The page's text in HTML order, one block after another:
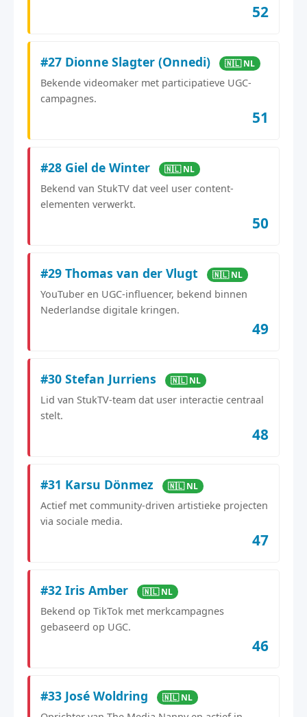
52
#27 Dionne Slagter (Onnedi) 🇳🇱 NL
Bekende videomaker met participatieve UGC-
campagnes.
51
#28 Giel de Winter 🇳🇱 NL
Bekend van StukTV dat veel user content-
elementen verwerkt.
50
#29 Thomas van der Vlugt 🇳🇱 NL
YouTuber en UGC-influencer, bekend binnen
Nederlandse digitale kringen.
49
#30 Stefan Jurriens 🇳🇱 NL
Lid van StukTV-team dat user interactie centraal
stelt.
48
#31 Karsu Dönmez 🇳🇱 NL
Actief met community-driven artistieke projecten
via sociale media.
47
#32 Iris Amber 🇳🇱 NL
Bekend op TikTok met merkcampagnes
gebaseerd op UGC.
46
#33 José Woldring 🇳🇱 NL